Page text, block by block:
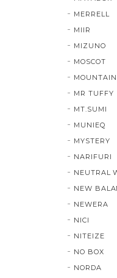
MERRELL
MIIR
MIZUNO
MOSCOT
MR TUFFY
MT.SUMI
MUNIEQ
MYSTERY
NARIFURI
NEUTRAL
NEW
NEWERA
NICI
NITEIZE
NO BOX
NORDA